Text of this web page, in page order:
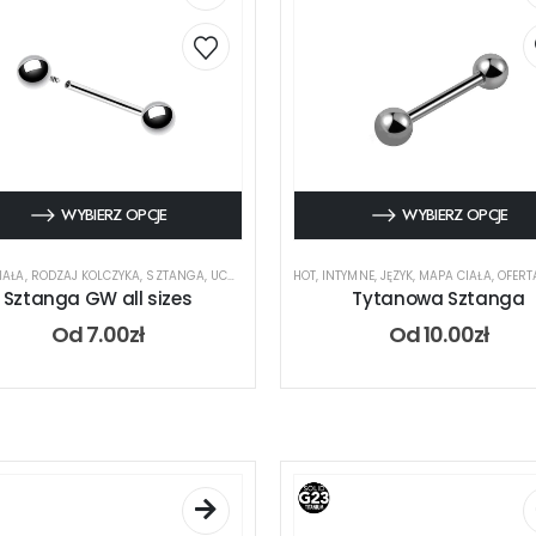
WYBIERZ OPCJE
, RODZAJ KOLCZYKA, SZTANGA, UCHO
Sztanga GW all sizes
Od7.00zł
WYBIERZ OPCJE
HOT, INTYMNE, JĘZYK, MAPA CIAŁA, OFERTA
Tytanowa Sztanga
Od10.00zł